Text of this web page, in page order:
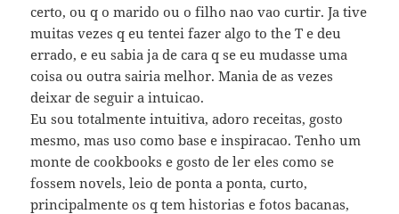
certo, ou q o marido ou o filho nao vao curtir. Ja tive
muitas vezes q eu tentei fazer algo to the T e deu
errado, e eu sabia ja de cara q se eu mudasse uma
coisa ou outra sairia melhor. Mania de as vezes
deixar de seguir a intuicao.
Eu sou totalmente intuitiva, adoro receitas, gosto
mesmo, mas uso como base e inspiracao. Tenho um
monte de cookbooks e gosto de ler eles como se
fossem novels, leio de ponta a ponta, curto,
principalmente os q tem historias e fotos bacanas,